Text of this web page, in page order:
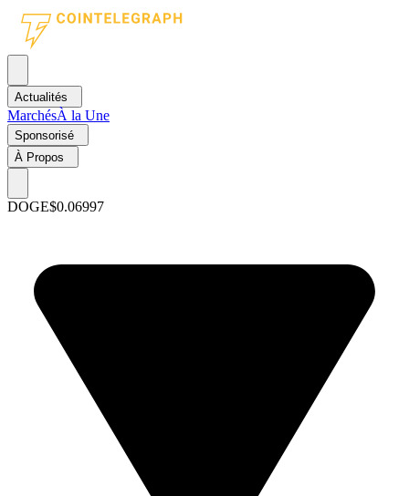
Actualités
MarchésÀ la Une
Sponsorisé
À Propos
DOGE$0.06997